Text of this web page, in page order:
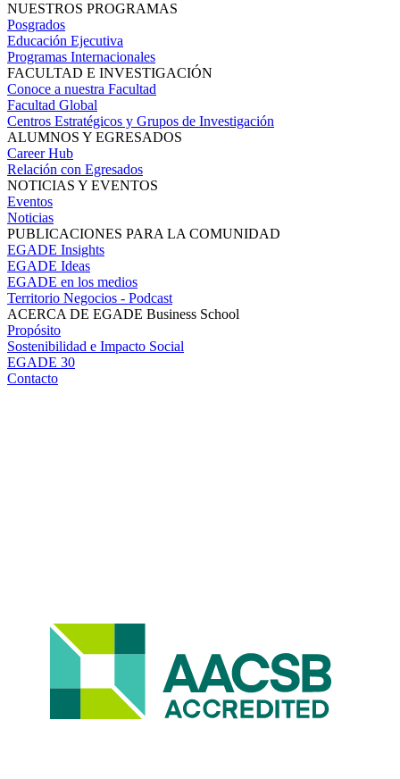
NUESTROS PROGRAMAS
Posgrados
Educación Ejecutiva
Programas Internacionales
FACULTAD E INVESTIGACIÓN
Conoce a nuestra Facultad
Facultad Global
Centros Estratégicos y Grupos de Investigación
ALUMNOS Y EGRESADOS
Career Hub
Relación con Egresados
NOTICIAS Y EVENTOS
Eventos
Noticias
PUBLICACIONES PARA LA COMUNIDAD
EGADE Insights
EGADE Ideas
EGADE en los medios
Territorio Negocios - Podcast
ACERCA DE EGADE Business School
Propósito
Sostenibilidad e Impacto Social
EGADE 30
Contacto